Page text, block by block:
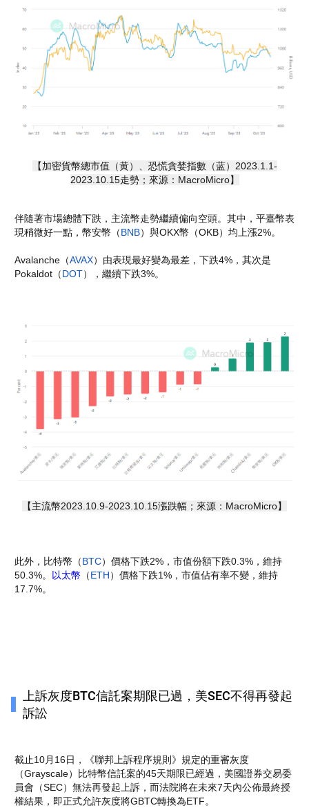
【加密貨幣總市值（黄）、恐慌貪婪指數（蓝）2023.1.1-
2023.10.15走勢；來源：MacroMicro】
伴隨著市場總體下跌，主流幣走勢繼續偏向空頭。其中，平臺幣表
現稍微好一點，幣安幣（BNB）與OKX幣（OKB）均上漲2%。
Avalanche（AVAX）由表現最好變為最差，下跌4%，其次是
Pokaldot（DOT），繼續下跌3%。
【主流幣2023.10.9-2023.10.15漲跌幅；來源：MacroMicro】
此外，比特幣（BTC）價格下跌2%，市值份額下跌0.3%，維持
50.3%。 以太幣 （ETH）價格下跌1%，市值佔有率不變，維持
17.7%。
上訴灰度BTC信託案期限已過，美SEC不得再發起
訴訟
截止10月16日，《聯邦上訴程序規則》規定的重審灰度
（Grayscale）比特幣信託案的45天期限已經過，美國證券交易委
員會（SEC）無法再發起上訴，而法院將在未來7天內公佈最終授
權結果，即正式允許灰度將GBTC轉換為ETF。